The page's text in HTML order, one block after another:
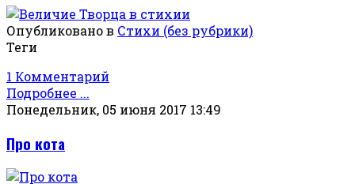
Опубликовано в Стихи (без рубрики)
Теги
1 Комментарий
Подробнее ...
Понедельник, 05 июня 2017 13:49
Про кота